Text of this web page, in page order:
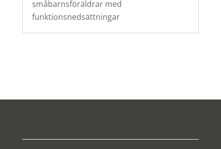
småbarnsföräldrar med
funktionsnedsättningar